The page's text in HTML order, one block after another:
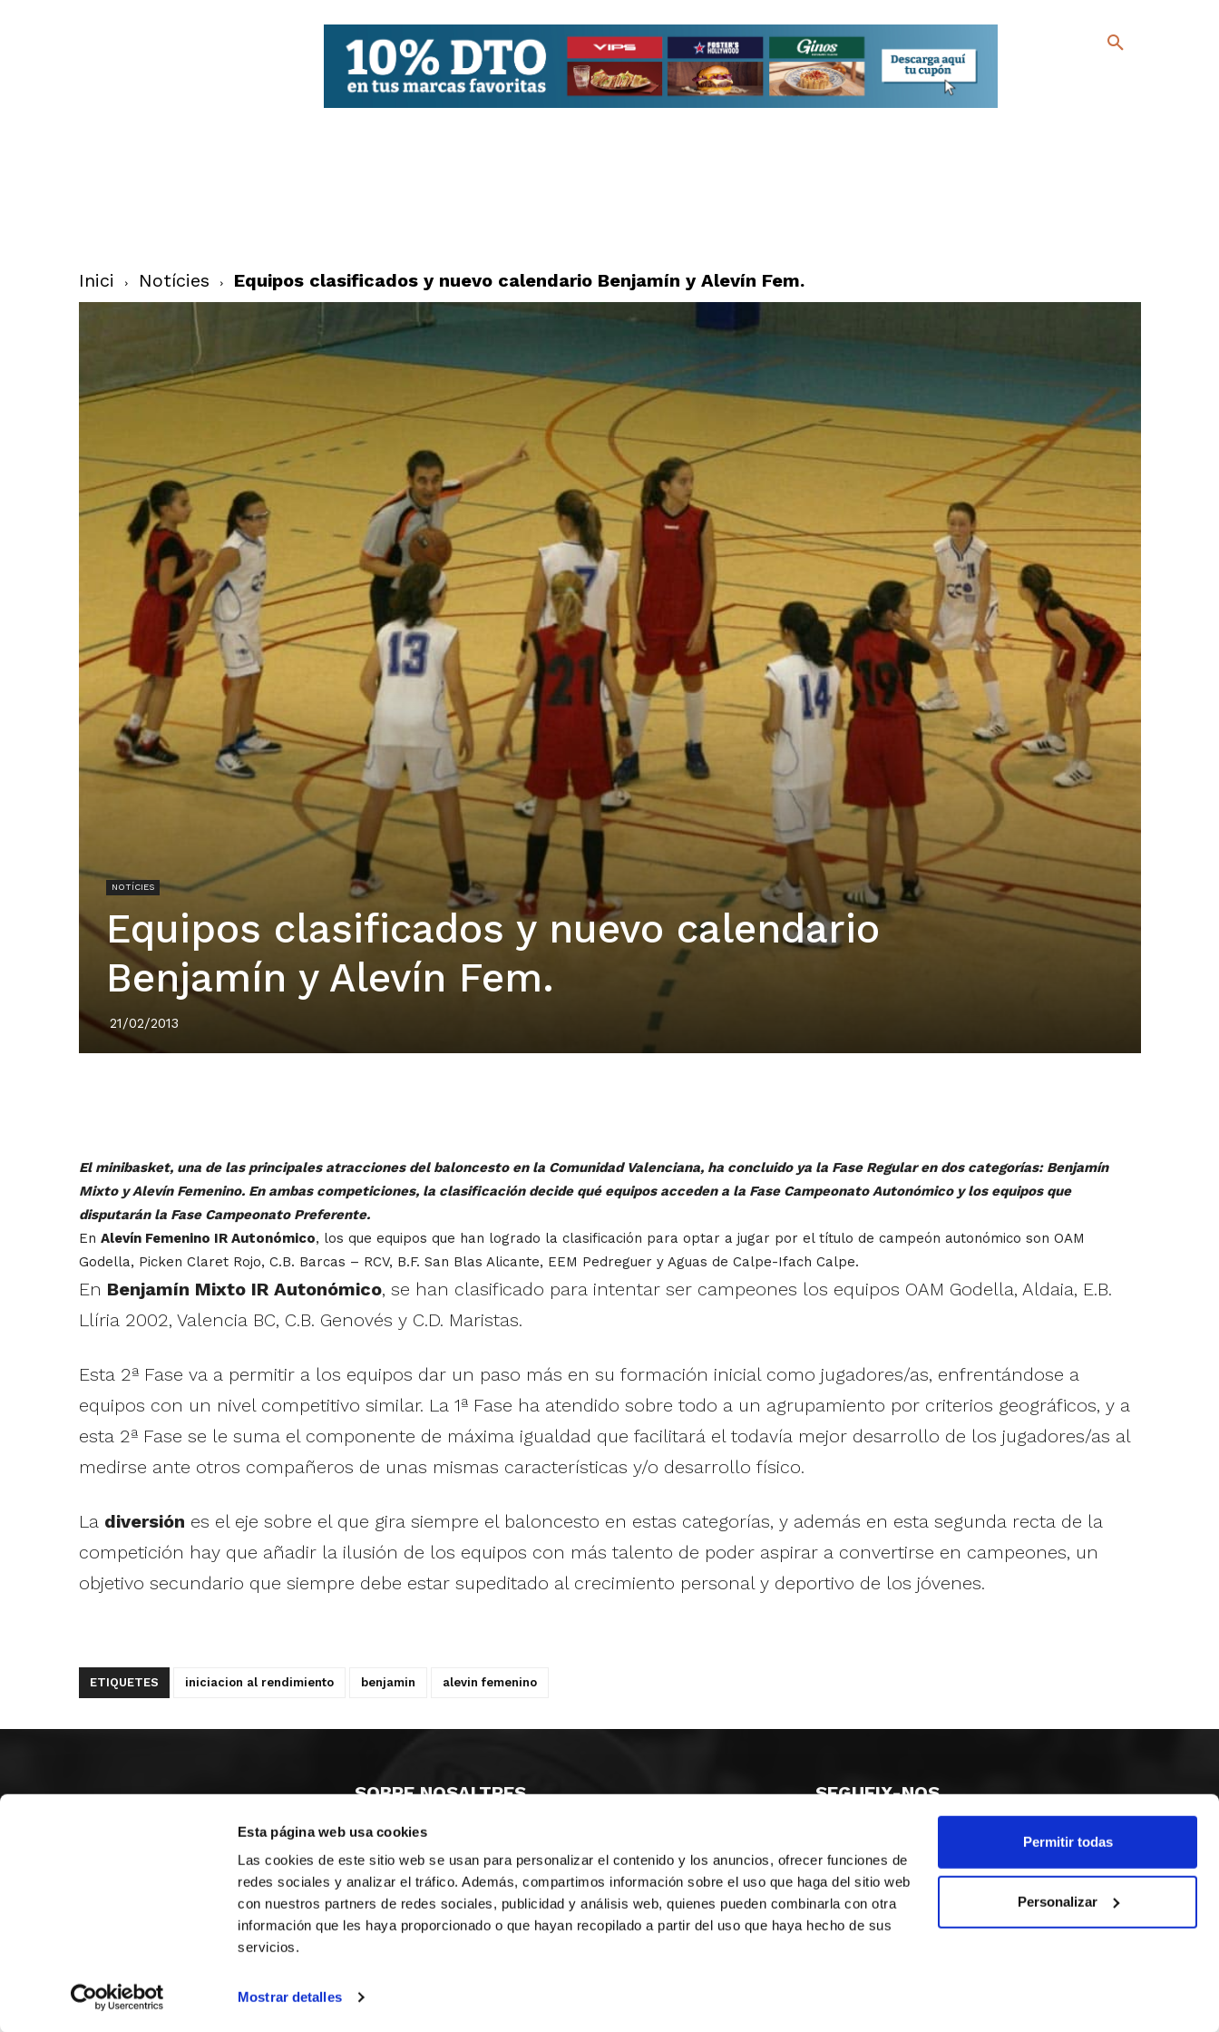
Esta página web usa cookies
Las cookies de este sitio web se usan para personalizar el contenido y los anuncios, ofrecer funciones de
redes sociales y analizar el tráfico. Además, compartimos información sobre el uso que haga del sitio web
con nuestros partners de redes sociales, publicidad y análisis web, quienes pueden combinarla con otra
información que les haya proporcionado o que hayan recopilado a partir del uso que haya hecho de sus
servicios.
Mostrar detalles
Permitir todas
Personalizar
Inici Notícies Equipos clasificados y nuevo calendario Benjamín y Alevín Fem.
NOTÍCIES
Equipos clasificados y nuevo calendario
Benjamín y Alevín Fem.
21/02/2013
El minibasket, una de las principales atracciones del baloncesto en la Comunidad Valenciana, ha concluido ya la Fase Regular en dos categorías: Benjamín
Mixto y Alevín Femenino. En ambas competiciones, la clasificación decide qué equipos acceden a la Fase Campeonato Autonómico y los equipos que
disputarán la Fase Campeonato Preferente.
En Alevín Femenino IR Autonómico, los que equipos que han logrado la clasificación para optar a jugar por el título de campeón autonómico son OAM
Godella, Picken Claret Rojo, C.B. Barcas – RCV, B.F. San Blas Alicante, EEM Pedreguer y Aguas de Calpe-Ifach Calpe.
En Benjamín Mixto IR Autonómico, se han clasificado para intentar ser campeones los equipos OAM Godella, Aldaia, E.B.
Llíria 2002, Valencia BC, C.B. Genovés y C.D. Maristas.
Esta 2ª Fase va a permitir a los equipos dar un paso más en su formación inicial como jugadores/as, enfrentándose a
equipos con un nivel competitivo similar. La 1ª Fase ha atendido sobre todo a un agrupamiento por criterios geográficos, y a
esta 2ª Fase se le suma el componente de máxima igualdad que facilitará el todavía mejor desarrollo de los jugadores/as al
medirse ante otros compañeros de unas mismas características y/o desarrollo físico.
Ladiversión es el eje sobre el que gira siempre el baloncesto en estas categorías, y además en esta segunda recta de la
competición hay que añadir la ilusión de los equipos con más talento de poder aspirar a convertirse en campeones, un
objetivo secundario que siempre debe estar supeditado al crecimiento personal y deportivo de los jóvenes.
ETIQUETES iniciacion al rendimiento benjamin alevin femenino
SOBRE NOSALTRES
CASTELLÓ
VALÈNCIA
MONESTIR DE POBLET 14 1ª 3º
ALACANT
CIUDAD DE MATANZAS 12
fbcv@fbcv.es
SEGUEIX-NOS
© FEDERACIÓN BALONCESTO COMUNIDAD VALENCIANA